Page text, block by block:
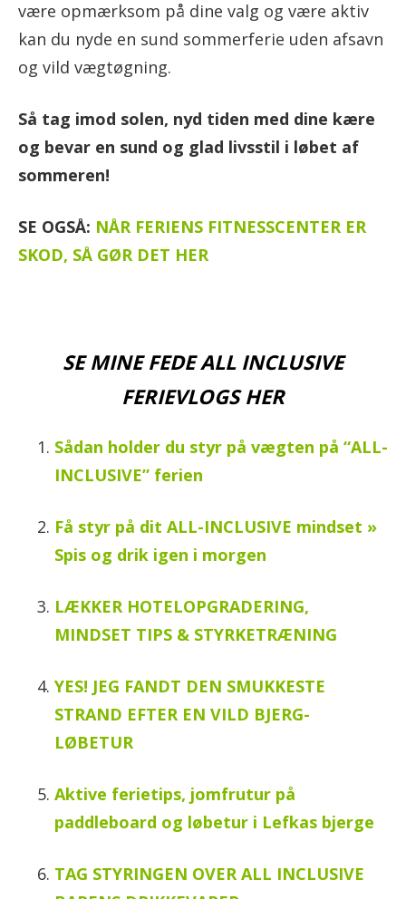
være opmærksom på dine valg og være aktiv
kan du nyde en sund sommerferie uden afsavn
og vild vægtøgning.
Så tag imod solen, nyd tiden med dine kære
og bevar en sund og glad livsstil i løbet af
sommeren!
SE OGSÅ: NÅR FERIENS FITNESSCENTER ER
SKOD, SÅ GØR DET HER
SE MINE FEDE ALL INCLUSIVE
FERIEVLOGS HER
Sådan holder du styr på vægten på “ALL-
INCLUSIVE” ferien
Få styr på dit ALL-INCLUSIVE mindset »
Spis og drik igen i morgen
LÆKKER HOTELOPGRADERING,
MINDSET TIPS & STYRKETRÆNING
YES! JEG FANDT DEN SMUKKESTE
STRAND EFTER EN VILD BJERG-
LØBETUR
Aktive ferietips, jomfrutur på
paddleboard og løbetur i Lefkas bjerge
TAG STYRINGEN OVER ALL INCLUSIVE